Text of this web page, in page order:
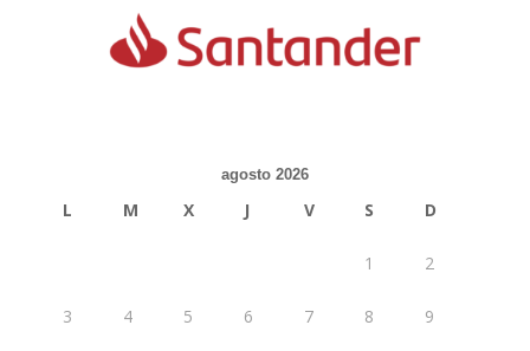
agosto 2026
L M X J V S D
1 2
3 4 5 6 7 8 9